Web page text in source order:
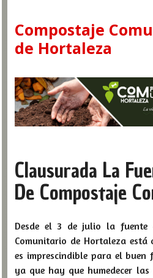
to
content
Compostaje
de Hortaleza
Clausurada La
De Compostaje
Desde el 3 de julio la fuente
Comunitario de Hortaleza está
es imprescindible para el buen
ya que hay que humedecer